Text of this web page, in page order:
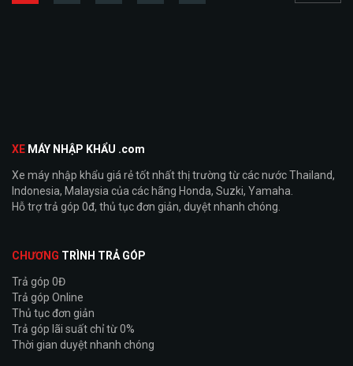
XE MÁY NHẬP KHẨU .com
Xe máy nhập khẩu giá rẻ tốt nhất thị trường từ các nước Thailand,
Indonesia, Malaysia của các hãng Honda, Suzki, Yamaha.
Hỗ trợ trả góp 0đ, thủ tục đơn giản, duyệt nhanh chóng.
CHƯƠNG TRÌNH TRẢ GÓP
Trả góp 0Đ
Trả góp Online
Thủ tục đơn giản
Trả góp lãi suất chỉ từ 0%
Thời gian duyệt nhanh chóng